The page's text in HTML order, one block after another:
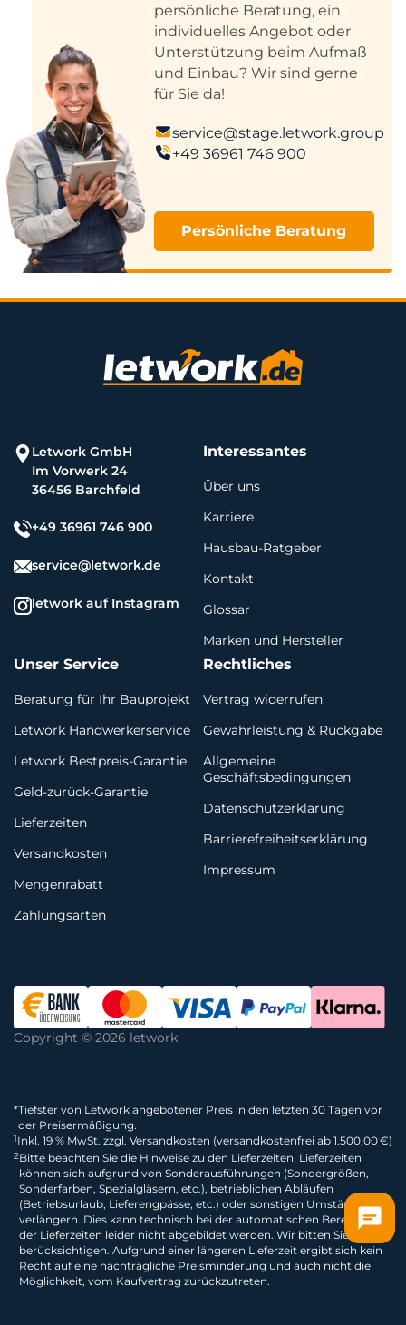
persönliche Beratung, ein
individuelles Angebot oder
Unterstützung beim Aufmaß
und Einbau? Wir sind gerne
für Sie da!
service@stage.letwork.group
+49 36961 746 900
Persönliche Beratung
Letwork GmbH
Im Vorwerk 24
36456 Barchfeld
+49 36961 746 900
service@letwork.de
letwork auf Instagram
Interessantes
Über uns
Karriere
Hausbau-Ratgeber
Kontakt
Glossar
Marken und Hersteller
Unser Service
Beratung für Ihr Bauprojekt
Letwork Handwerkerservice
Letwork Bestpreis-Garantie
Geld-zurück-Garantie
Lieferzeiten
Versandkosten
Mengenrabatt
Zahlungsarten
Rechtliches
Vertrag widerrufen
Gewährleistung & Rückgabe
Allgemeine
Geschäftsbedingungen
Datenschutzerklärung
Barrierefreiheitserklärung
Impressum
Copyright © 2026 letwork
*Tiefster von Letwork angebotener Preis in den letzten 30 Tagen vor
der Preisermäßigung.
1Inkl. 19 % MwSt. zzgl. Versandkosten (versandkostenfrei ab 1.500,00 €)
2Bitte beachten Sie die Hinweise zu den Lieferzeiten. Lieferzeiten
können sich aufgrund von Sonderausführungen (Sondergrößen,
Sonderfarben, Spezialgläsern, etc.), betrieblichen Abläufen
(Betriebsurlaub, Lieferengpässe, etc.) oder sonstigen Umständen
verlängern. Dies kann technisch bei der automatischen Berechnung
der Lieferzeiten leider nicht abgebildet werden. Wir bitten Sie dies zu
berücksichtigen. Aufgrund einer längeren Lieferzeit ergibt sich kein
Recht auf eine nachträgliche Preisminderung und auch nicht die
Möglichkeit, vom Kaufvertrag zurückzutreten.